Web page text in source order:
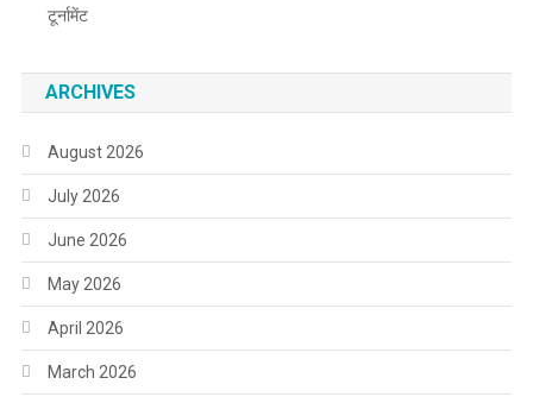
टूर्नामेंट
ARCHIVES
August 2026
July 2026
June 2026
May 2026
April 2026
March 2026